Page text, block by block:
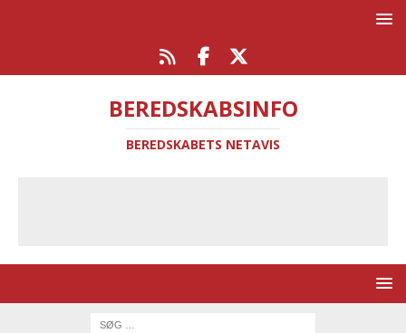
BEREDSKABSINFO
BEREDSKABETS NETAVIS